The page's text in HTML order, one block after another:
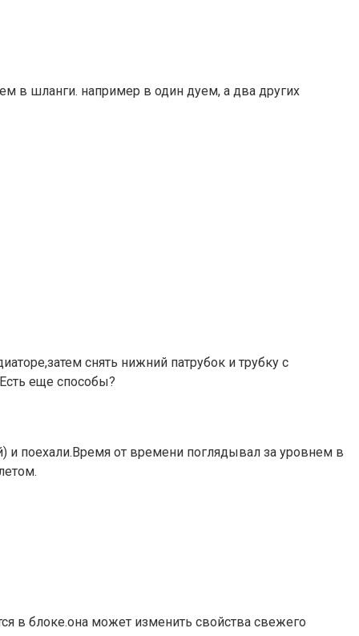
в шланги. например в один дуем, а два других
снять нижний патрубок и трубку с
еще способы?
и поехали.Время от времени поглядывал за уровнем в
в блоке.она может изменить свойства свежего